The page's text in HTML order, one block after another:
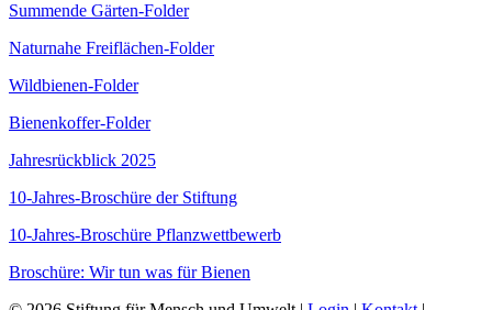
Summende Gärten-Folder
Naturnahe Freiflächen-Folder
Wildbienen-Folder
Bienenkoffer-Folder
Jahresrückblick 2025
10-Jahres-Broschüre der Stiftung
10-Jahres-Broschüre Pflanzwettbewerb
Broschüre: Wir tun was für Bienen